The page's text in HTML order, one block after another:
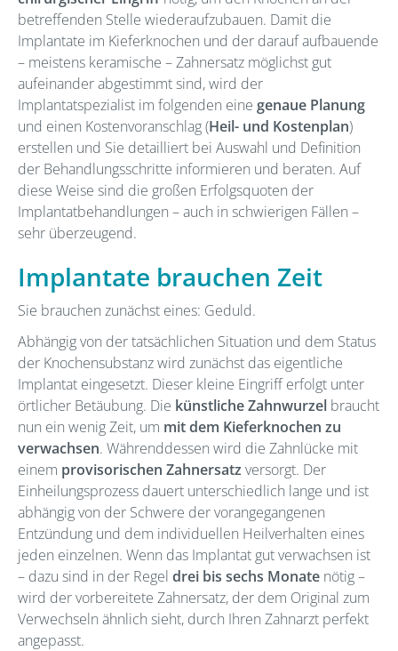
betreffenden Stelle wiederaufzubauen. Damit die
Implantate im Kieferknochen und der darauf aufbauende
– meistens keramische – Zahnersatz möglichst gut
aufeinander abgestimmt sind, wird der
Implantatspezialist im folgenden eine genaue Planung
und einen Kostenvoranschlag (Heil- und Kostenplan)
erstellen und Sie detailliert bei Auswahl und Definition
der Behandlungsschritte informieren und beraten. Auf
diese Weise sind die großen Erfolgsquoten der
Implantatbehandlungen – auch in schwierigen Fällen –
sehr überzeugend.
Implantate brauchen Zeit
Sie brauchen zunächst eines: Geduld.
Abhängig von der tatsächlichen Situation und dem Status
der Knochensubstanz wird zunächst das eigentliche
Implantat eingesetzt. Dieser kleine Eingriff erfolgt unter
örtlicher Betäubung. Die künstliche Zahnwurzel braucht
nun ein wenig Zeit, um mit dem Kieferknochen zu
verwachsen. Währenddessen wird die Zahnlücke mit
einem provisorischen Zahnersatz versorgt. Der
Einheilungsprozess dauert unterschiedlich lange und ist
abhängig von der Schwere der vorangegangenen
Entzündung und dem individuellen Heilverhalten eines
jeden einzelnen. Wenn das Implantat gut verwachsen ist
– dazu sind in der Regel drei bis sechs Monate nötig –
wird der vorbereitete Zahnersatz, der dem Original zum
Verwechseln ähnlich sieht, durch Ihren Zahnarzt perfekt
angepasst.